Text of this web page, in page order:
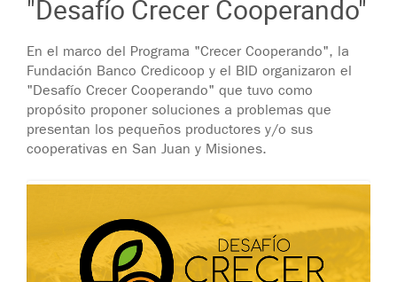
"Desafío Crecer Cooperando"
En el marco del Programa "Crecer Cooperando", la
Fundación Banco Credicoop y el BID organizaron el
"Desafío Crecer Cooperando" que tuvo como
propósito proponer soluciones a problemas que
presentan los pequeños productores y/o sus
cooperativas en San Juan y Misiones.